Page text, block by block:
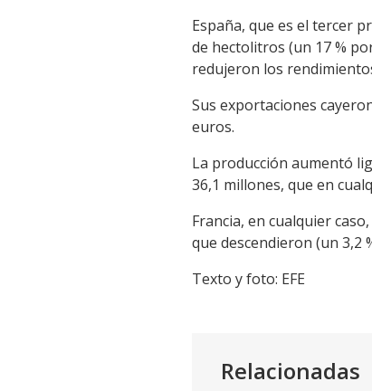
España, que es el tercer
de hectolitros (un 17 %
redujeron los
Sus exportaciones
euros.
La producción aumentó
36,1 millones, que en
Francia, en cualquier
que descendieron (un 3,2
Texto y foto: EFE
Relacionadas